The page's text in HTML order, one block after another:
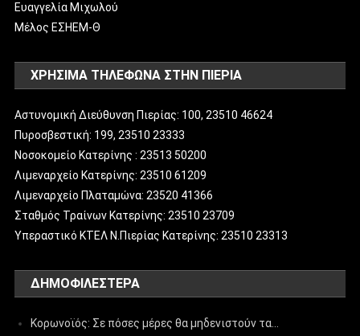
Ευαγγελία Μιχωλού
Μέλος ΕΣΗΕΜ-Θ
ΧΡΗΣΙΜΑ ΤΗΛΕΦΩΝΑ ΣΤΗΝ ΠΙΕΡΙΑ
Αστυνομική Διεύθυνση Πιερίας: 100, 23510 46624
Πυροσβεστική: 199, 23510 23333
Νοσοκομείο Κατερίνης : 23513 50200
Λιμεναρχείο Κατερίνης: 23510 61209
Λιμεναρχείο Πλαταμώνα: 23520 41366
Σταθμός Τραίνων Κατερίνης: 23510 23709
Υπεραστικό ΚΤΕΛ Ν.Πιερίας Κατερίνης: 23510 23313
ΔΗΜΟΦΙΛΈΣΤΕΡΑ
Κορωνοϊός: Σε πόσες μέρες θα μηδενιστούν τα…